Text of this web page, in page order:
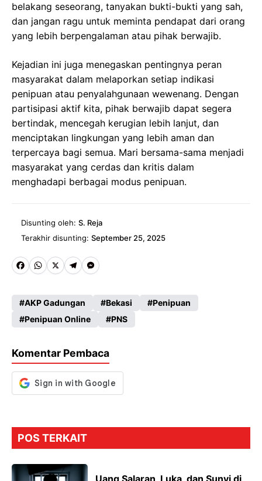
belakang seseorang, tanyakan bukti-bukti yang sah,
dan jangan ragu untuk meminta pendapat dari orang
yang lebih berpengalaman atau pihak berwajib.
Kejadian ini juga menegaskan pentingnya peran
masyarakat dalam melaporkan setiap indikasi
penipuan atau penyalahgunaan wewenang. Dengan
partisipasi aktif kita, pihak berwajib dapat segera
bertindak, mencegah kerugian lebih lanjut, dan
menciptakan lingkungan yang lebih aman dan
terpercaya bagi semua. Mari bersama-sama menjadi
masyarakat yang cerdas dan kritis dalam
menghadapi berbagai modus penipuan.
Disunting oleh: S. Reja
Terakhir disunting: September 25, 2025
Fa
b
o
k
W
ts
A
p
X
Te
gr
a
M
se
n
er
AKP Gadungan Bekasi
Penipuan
Penipuan Online
PNS
Komentar Pembaca
POS TERKAIT